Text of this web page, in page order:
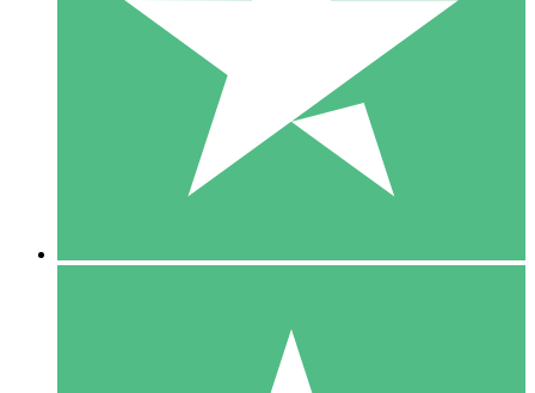
1 Téléchargement
10 00
10 Téléchargements
20 00